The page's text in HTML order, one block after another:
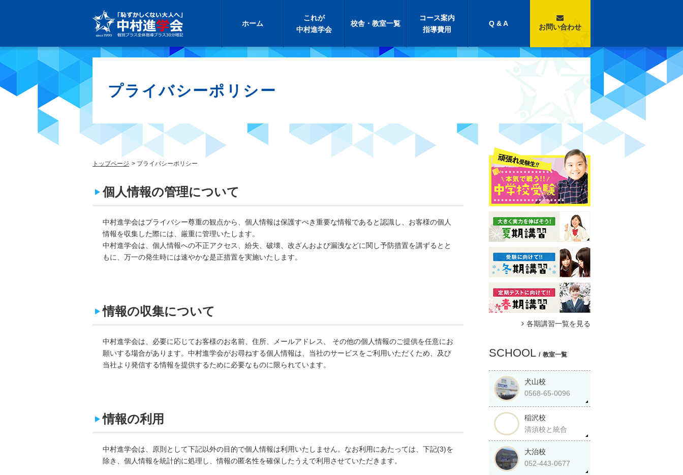
プライバシーポリシー
ホーム
これが
中村進学会
校舎・教室一覧
コース案内
指導費用
Q & A お問い合わせ
トップページ プライバシーポリシー
個人情報の管理について
中村進学会はプライバシー尊重の観点から、個人情報は保護すべき重要な情報であると認識し、お客様の個人
情報を収集した際には、厳重に管理いたします。
中村進学会は、個人情報への不正アクセス、紛失、破壊、改ざんおよび漏洩などに関し予防措置を講ずるとと
もに、万一の発生時には速やかな是正措置を実施いたします。
情報の収集について
中村進学会は、必要に応じてお客様のお名前、住所、メールアドレス、 その他の個人情報のご提供を任意にお
願いする場合があります。中村進学会がお尋ねする個人情報は、当社のサービスをご利用いただくため、及び
当社より発信する情報を提供するために必要なものに限られています。
情報の利用
中村進学会は、原則として下記以外の目的で個人情報は利用いたしません。なお利用にあたっては、下記(3)を
除き、個人情報を統計的に処理し、情報の匿名性を確保したうえで利用させていただきます。
各期講習一覧を見る
SCHOOL 教室一覧
犬山校
0568-65-0096
稲沢校
清須校と統合
大治校
052-443-0677